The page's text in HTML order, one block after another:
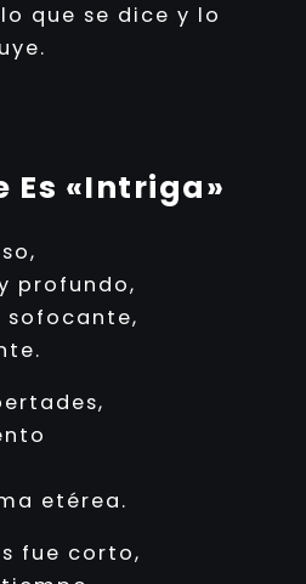
que se dice y lo
Es «Intriga»
profundo,
sofocante,
etérea.
fue corto,